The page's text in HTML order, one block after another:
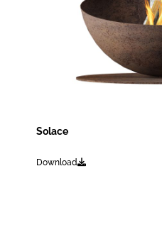
Solace
Download